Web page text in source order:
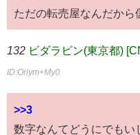
ただの転売屋なんだから
132 ビダラビン(東京都)
ID:Oriym+My0
>>3
数字なんてどうにでもい